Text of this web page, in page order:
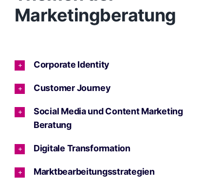
Marketingberatung
Corporate Identity
Customer Journey
Social Media und Content Marketing
Beratung
Digitale Transformation
Marktbearbeitungsstrategien